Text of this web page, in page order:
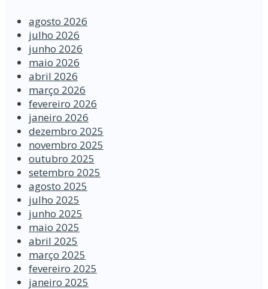
agosto 2026
julho 2026
junho 2026
maio 2026
abril 2026
março 2026
fevereiro 2026
janeiro 2026
dezembro 2025
novembro 2025
outubro 2025
setembro 2025
agosto 2025
julho 2025
junho 2025
maio 2025
abril 2025
março 2025
fevereiro 2025
janeiro 2025